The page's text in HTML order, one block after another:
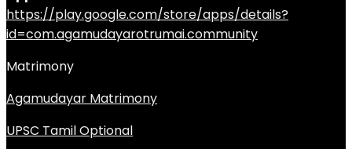
https://play.google.com/store/apps/details?
id=com.agamudayarotrumai.community
Matrimony
Agamudayar Matrimony
UPSC Tamil Optional